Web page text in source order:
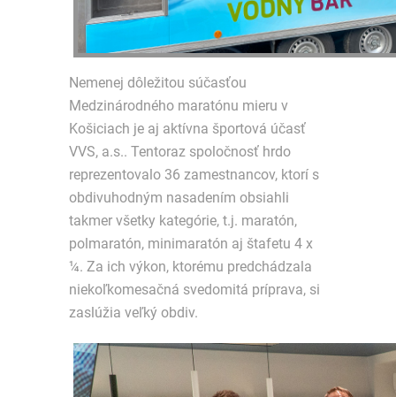
Nemenej dôležitou súčasťou
Medzinárodného maratónu mieru v
Košiciach je aj aktívna športová účasť
VVS, a.s.. Tentoraz spoločnosť hrdo
reprezentovalo 36 zamestnancov, ktorí s
obdivuhodným nasadením obsiahli
takmer všetky kategórie, t.j. maratón,
polmaratón, minimaratón aj štafetu 4 x
¼. Za ich výkon, ktorému predchádzala
niekoľkomesačná svedomitá príprava, si
zaslúžia veľký obdiv.